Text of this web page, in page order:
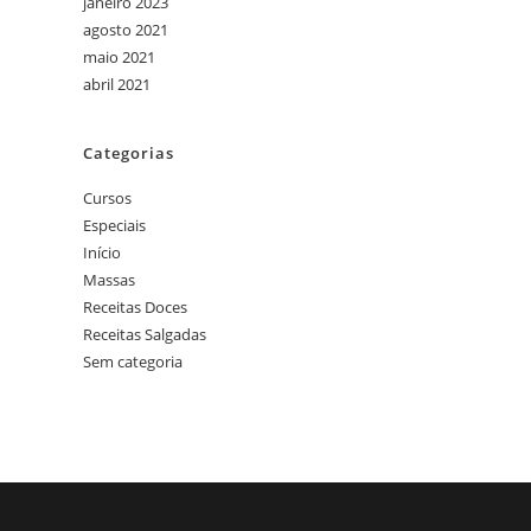
agosto 2021
maio 2021
abril 2021
Categorias
Cursos
Especiais
Início
Massas
Receitas Doces
Receitas Salgadas
Sem categoria